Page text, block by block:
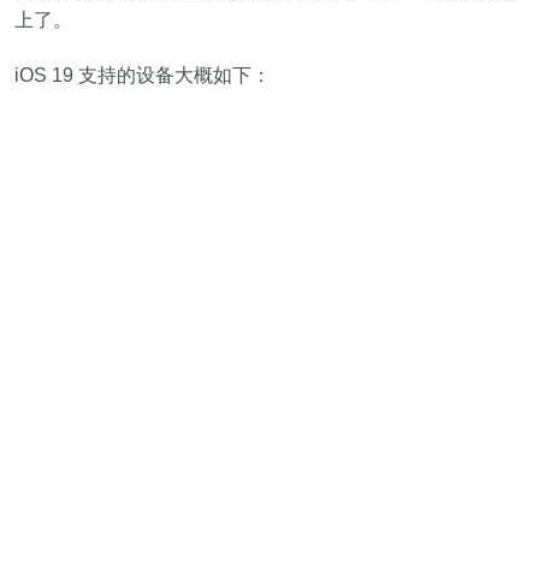
上了。
iOS 19 支持的设备大概如下：